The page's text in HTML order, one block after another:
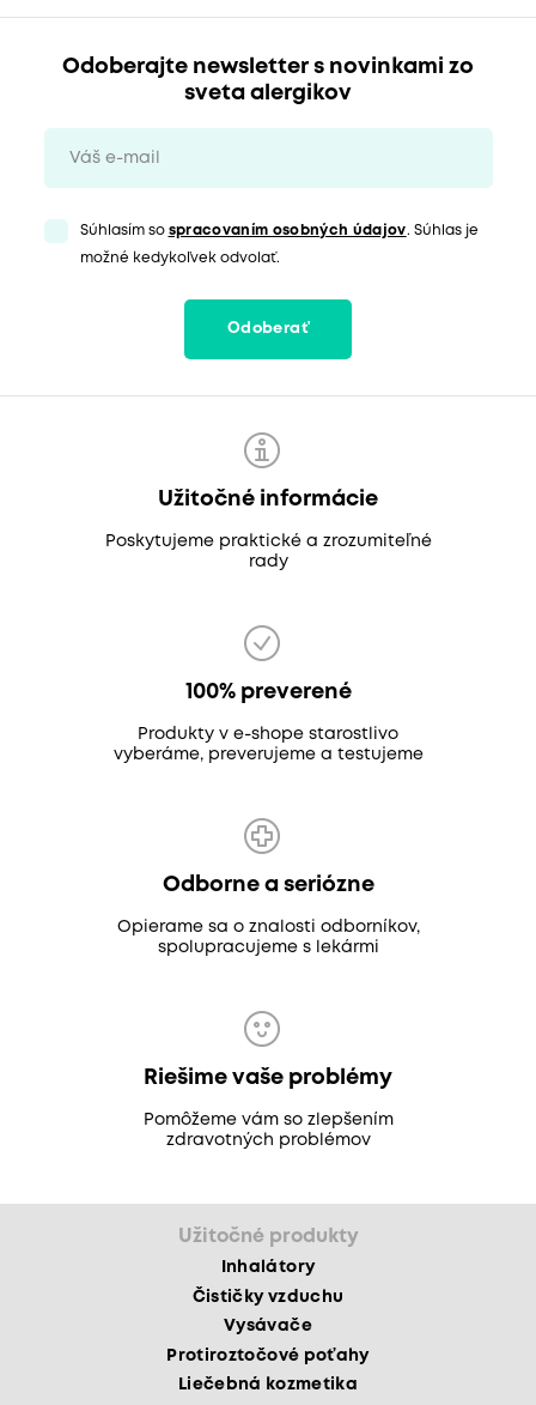
Odoberajte newsletter s novinkami zo
sveta alergikov
Súhlasím so spracovaním osobných údajov. Súhlas je
možné kedykoľvek odvolať.
Odoberať
Užitočné informácie
Poskytujeme praktické a zrozumiteľné
rady
100% preverené
Produkty v e-shope starostlivo
vyberáme, preverujeme a testujeme
Odborne a seriózne
Opierame sa o znalosti odborníkov,
spolupracujeme s lekármi
Riešime vaše problémy
Pomôžeme vám so zlepšením
zdravotných problémov
Užitočné produkty
Inhalátory
Čističky vzduchu
Vysávače
Protiroztočové poťahy
Liečebná kozmetika